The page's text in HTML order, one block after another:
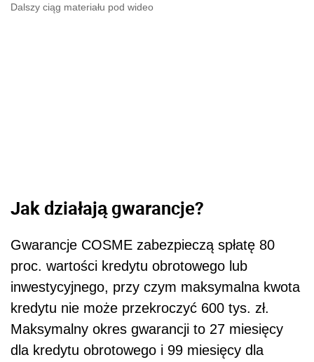
Dalszy ciąg materiału pod wideo
Jak działają gwarancje?
Gwarancje COSME zabezpieczą spłatę 80
proc. wartości kredytu obrotowego lub
inwestycyjnego, przy czym maksymalna kwota
kredytu nie może przekroczyć 600 tys. zł.
Maksymalny okres gwarancji to 27 miesięcy
dla kredytu obrotowego i 99 miesięcy dla